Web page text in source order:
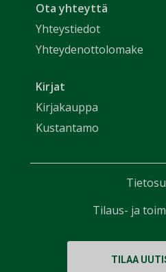
Ota yhteyttä
Yhteystiedot
Yhteydenottolomake
Kirjat
Kirjakauppa
Kustantamo
TILAA
Tilaus- ja